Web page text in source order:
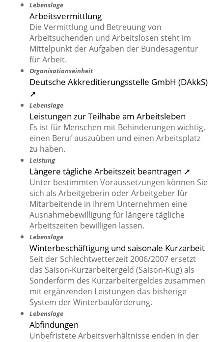
Lebenslage
Arbeitsvermittlung
Die Vermittlung und Betreuung von
Arbeitsuchenden und Arbeitslosen steht im
Mittelpunkt der Aufgaben der Bundesagentur
für Arbeit.
Organisationseinheit
Deutsche Akkreditierungsstelle GmbH (DAkkS)
➚
Lebenslage
Leistungen zur Teilhabe am Arbeitsleben
Es ist für Menschen mit Behinderungen wichtig,
einen Beruf auszuüben und einen Arbeitsplatz
zu haben.
Leistung
Längere tägliche Arbeitszeit beantragen ➚
Unter bestimmten Voraussetzungen können Sie
sich als Arbeitgeberin oder Arbeitgeber für
Mitarbeitende in Ihrem Unternehmen eine
Ausnahmebewilligung für längere tägliche
Arbeitszeiten bewilligen lassen.
Lebenslage
Winterbeschäftigung und saisonale Kurzarbeit
Seit der Schlechtwetterzeit 2006/2007 ersetzt
das Saison-Kurzarbeitergeld (Saison-Kug) als
Sonderform des Kurzarbeitergeldes zusammen
mit ergänzenden Leistungen das bisherige
System der Winterbauförderung.
Lebenslage
Abfindungen
Unbefristete Arbeitsverhältnisse enden in der